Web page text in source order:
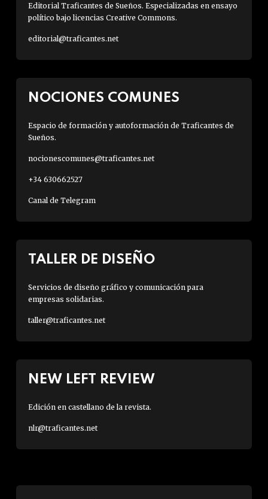
Editorial Traficantes de Sueños. Especializadas en ensayo
político bajo licencias Creative Commons.
editorial@traficantes.net
NOCIONES COMUNES
Espacio de formación y autoformación de Traficantes de
Sueños.
nocionescomunes@traficantes.net
+34 630662527
Canal de Telegram
TALLER DE DISEÑO
Servicios de diseño gráfico y comunicación para
empresas solidarias.
taller@traficantes.net
NEW LEFT REVIEW
Edición en castellano de la revista.
nlr@traficantes.net